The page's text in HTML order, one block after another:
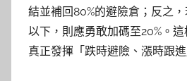
結並補回80%的避險倉；反之
以下，則應勇敢加碼至20%。
真正發揮「跌時避險、漲時跟